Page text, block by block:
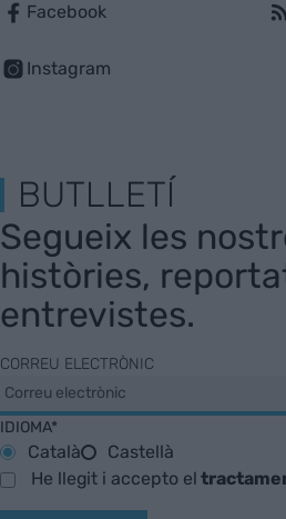
Facebook
Instagram
BUTLLETÍ
Segueix les
històries,
entrevistes.
CORREU ELECTRÒNIC
IDIOMA*
Català
Castellà
He llegit i accepto el